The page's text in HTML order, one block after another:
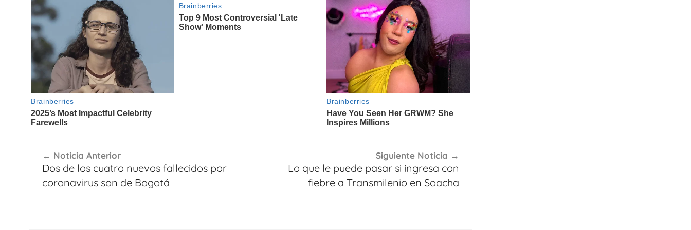
de
entradas
Noticia Anterior
Dos de los cuatro nuevos fallecidos por
coronavirus son de Bogotá
Siguiente Noticia
Lo que le puede pasar si ingresa con
fiebre a Transmilenio en Soacha